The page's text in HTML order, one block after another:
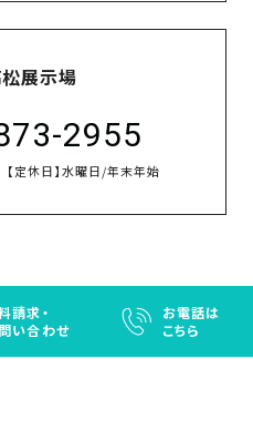
請求・
い合わせ
お電話は
こちら
展示場
2955
【定休日】水曜日/年末年始